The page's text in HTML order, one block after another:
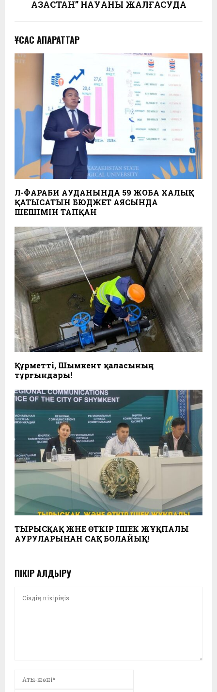
ҚАЗАҚСТАН” НАУҚАНЫ ЖАЛҒАСУДА
ҰҚСАС АҚПАРАТТАР
ӘЛ-ФАРАБИ АУДАНЫНДА 59 ЖОБА ХАЛЫҚ
ҚАТЫСАТЫН БЮДЖЕТ АЯСЫНДА
ШЕШІМІН ТАПҚАН
Құрметті, Шымкент қаласының
тұрғындары!
ТЫРЫСҚАҚ ЖӘНЕ ӨТКІР ІШЕК ЖҰҚПАЛЫ
АУРУЛАРЫНАН САҚ БОЛАЙЫҚ!
ПІКІР ҚАЛДЫРУ